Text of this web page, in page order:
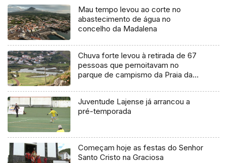
Mau tempo levou ao corte no
abastecimento de água no
concelho da Madalena
Chuva forte levou à retirada de 67
pessoas que pernoitavam no
parque de campismo da Praia da
Juventude Lajense já arrancou a
pré-temporada
Começam hoje as festas do Senhor
Santo Cristo na Graciosa